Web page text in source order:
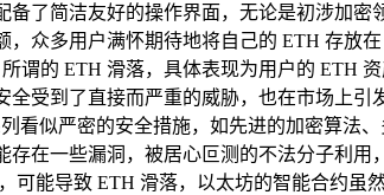
了简洁友好的操作界面，无论是初涉加
众多用户满怀期待地将自己的 ETH 存放
谓的 ETH 滑落，具体表现为用户的 ETH
受到了直接而严重的威胁，也在市场上引
看似严密的安全措施，如先进的加密算
在一些漏洞，被居心叵测的不法分子利
可能导致 ETH 滑落，以太坊的智能合约